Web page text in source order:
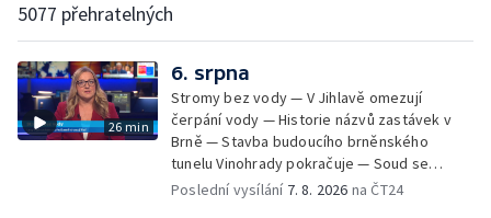
5077 přehratelných
26 min
6. srpna
Stromy bez vody — V Jihlavě omezují
čerpání vody — Historie názvů zastávek v
Brně — Stavba budoucího brněnského
tunelu Vinohrady pokračuje — Soud se
žhářem zlínského baru — Odložení bourání
Poslední vysílání 7. 8. 2026 na ČT24